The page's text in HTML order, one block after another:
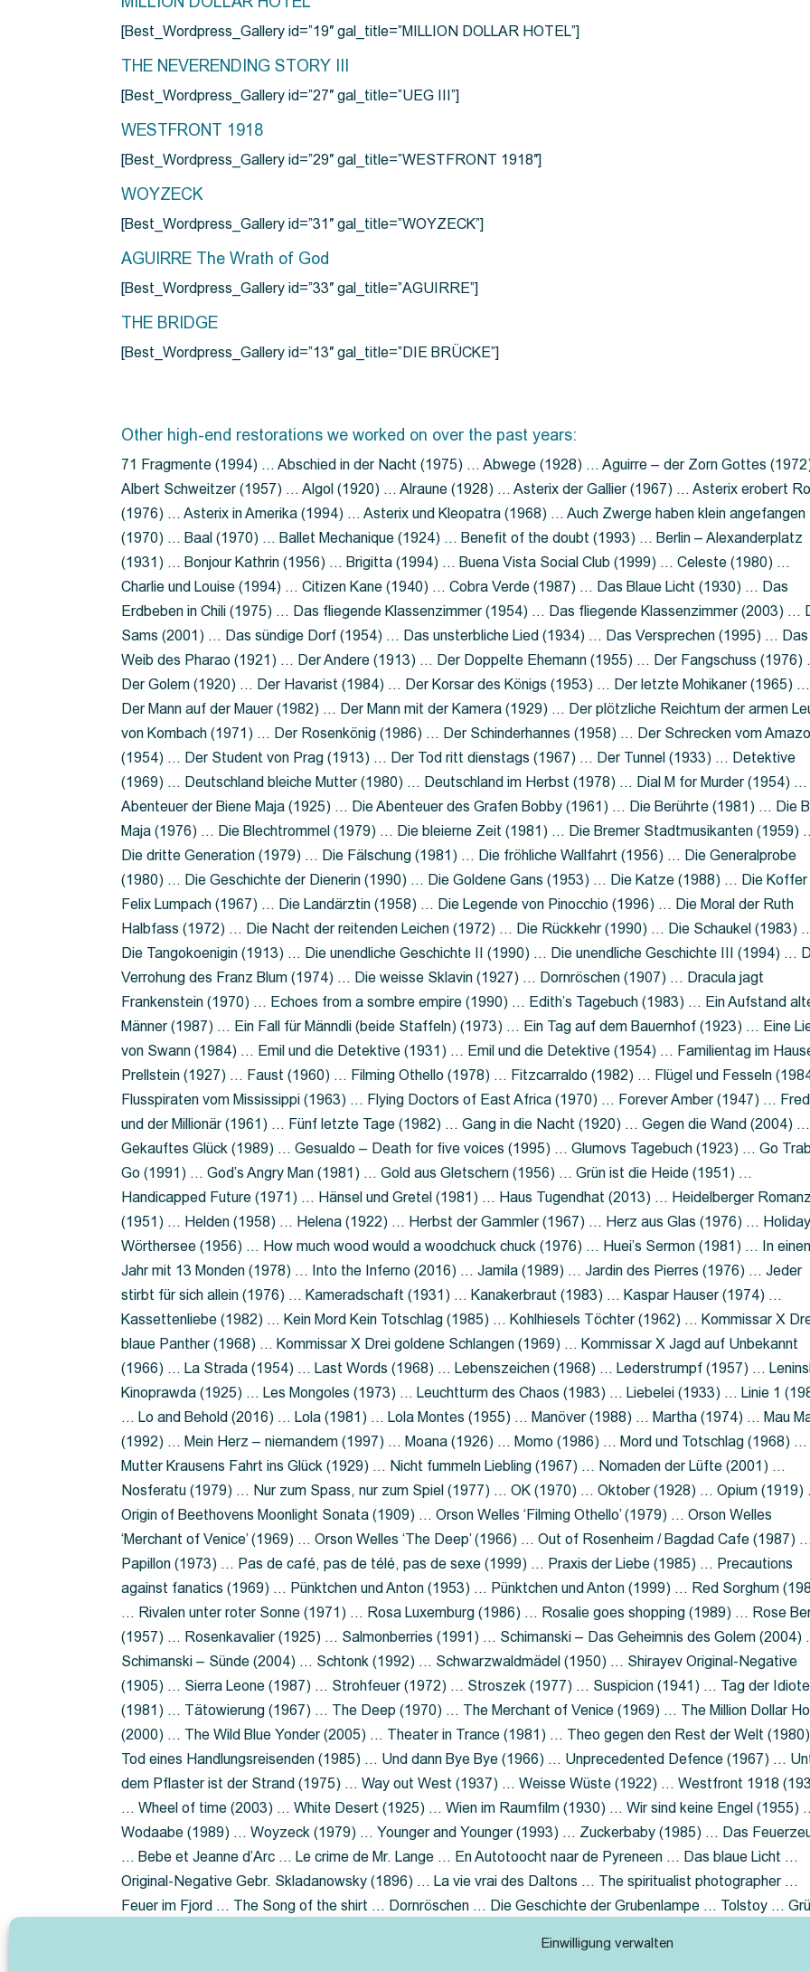
Einwilligung verwalten
[Best_Wordpress_Gallery id=”19″ gal_title=”MILLION DOLLAR HOTEL”]
THE NEVERENDING STORY III
[Best_Wordpress_Gallery id=”27″ gal_title=”UEG III”]
WESTFRONT 1918
[Best_Wordpress_Gallery id=”29″ gal_title=”WESTFRONT 1918″]
WOYZECK
[Best_Wordpress_Gallery id=”31″ gal_title=”WOYZECK”]
AGUIRRE The Wrath of God
[Best_Wordpress_Gallery id=”33″ gal_title=”AGUIRRE”]
THE BRIDGE
[Best_Wordpress_Gallery id=”13″ gal_title=”DIE BRÜCKE”]
Other high-end restorations we worked on over the past years:
71 Fragmente (1994) … Abschied in der Nacht (1975) … Abwege (1928) … Aguirre – der Zorn Gottes
Albert Schweitzer (1957) … Algol (1920) … Alraune (1928) … Asterix der Gallier (1967) … Asterix erobert
(1976) … Asterix in Amerika (1994) … Asterix und Kleopatra (1968) … Auch Zwerge haben klein angefangen
(1970) … Baal (1970) … Ballet Mechanique (1924) … Benefit of the doubt (1993) … Berlin – Alexanderplatz
(1931) … Bonjour Kathrin (1956) … Brigitta (1994) … Buena Vista Social Club (1999) … Celeste (1980) …
Charlie und Louise (1994) … Citizen Kane (1940) … Cobra Verde (1987) … Das Blaue Licht (1930) … Das
Erdbeben in Chili (1975) … Das fliegende Klassenzimmer (1954) … Das fliegende Klassenzimmer (2003) …
Sams (2001) … Das sündige Dorf (1954) … Das unsterbliche Lied (1934) … Das Versprechen (1995) … Das
Weib des Pharao (1921) … Der Andere (1913) … Der Doppelte Ehemann (1955) … Der Fangschuss (1976)
Der Golem (1920) … Der Havarist (1984) … Der Korsar des Königs (1953) … Der letzte Mohikaner (1965) …
Der Mann auf der Mauer (1982) … Der Mann mit der Kamera (1929) … Der plötzliche Reichtum der armen
von Kombach (1971) … Der Rosenkönig (1986) … Der Schinderhannes (1958) … Der Schrecken vom
(1954) … Der Student von Prag (1913) … Der Tod ritt dienstags (1967) … Der Tunnel (1933) … Detektive
(1969) … Deutschland bleiche Mutter (1980) … Deutschland im Herbst (1978) … Dial M for Murder (1954) …
Abenteuer der Biene Maja (1925) … Die Abenteuer des Grafen Bobby (1961) … Die Berührte (1981) … Die
Maja (1976) … Die Blechtrommel (1979) … Die bleierne Zeit (1981) … Die Bremer Stadtmusikanten (1959)
Die dritte Generation (1979) … Die Fälschung (1981) … Die fröhliche Wallfahrt (1956) … Die Generalprobe
(1980) … Die Geschichte der Dienerin (1990) … Die Goldene Gans (1953) … Die Katze (1988) … Die Koffer
Felix Lumpach (1967) … Die Landärztin (1958) … Die Legende von Pinocchio (1996) … Die Moral der Ruth
Halbfass (1972) … Die Nacht der reitenden Leichen (1972) … Die Rückkehr (1990) … Die Schaukel (1983)
Die Tangokoenigin (1913) … Die unendliche Geschichte II (1990) … Die unendliche Geschichte III (1994) …
Verrohung des Franz Blum (1974) … Die weisse Sklavin (1927) … Dornröschen (1907) … Dracula jagt
Frankenstein (1970) … Echoes from a sombre empire (1990) … Edith’s Tagebuch (1983) … Ein Aufstand
Männer (1987) … Ein Fall für Männdli (beide Staffeln) (1973) … Ein Tag auf dem Bauernhof (1923) … Eine
von Swann (1984) … Emil und die Detektive (1931) … Emil und die Detektive (1954) … Familientag im
Prellstein (1927) … Faust (1960) … Filming Othello (1978) … Fitzcarraldo (1982) … Flügel und Fesseln
Flusspiraten vom Mississippi (1963) … Flying Doctors of East Africa (1970) … Forever Amber (1947) …
und der Millionär (1961) … Fünf letzte Tage (1982) … Gang in die Nacht (1920) … Gegen die Wand (2004) …
Gekauftes Glück (1989) … Gesualdo – Death for five voices (1995) … Glumovs Tagebuch (1923) … Go
Go (1991) … God’s Angry Man (1981) … Gold aus Gletschern (1956) … Grün ist die Heide (1951) …
Handicapped Future (1971) … Hänsel und Gretel (1981) … Haus Tugendhat (2013) … Heidelberger
(1951) … Helden (1958) … Helena (1922) … Herbst der Gammler (1967) … Herz aus Glas (1976) …
Wörthersee (1956) … How much wood would a woodchuck chuck (1976) … Huei’s Sermon (1981) … In
Jahr mit 13 Monden (1978) … Into the Inferno (2016) … Jamila (1989) … Jardin des Pierres (1976) … Jeder
stirbt für sich allein (1976) … Kameradschaft (1931) … Kanakerbraut (1983) … Kaspar Hauser (1974) …
Kassettenliebe (1982) … Kein Mord Kein Totschlag (1985) … Kohlhiesels Töchter (1962) … Kommissar X
blaue Panther (1968) … Kommissar X Drei goldene Schlangen (1969) … Kommissar X Jagd auf Unbekannt
(1966) … La Strada (1954) … Last Words (1968) … Lebenszeichen (1968) … Lederstrumpf (1957) …
Kinoprawda (1925) … Les Mongoles (1973) … Leuchtturm des Chaos (1983) … Liebelei (1933) … Linie 1
… Lo and Behold (2016) … Lola (1981) … Lola Montes (1955) … Manöver (1988) … Martha (1974) … Mau
(1992) … Mein Herz – niemandem (1997) … Moana (1926) … Momo (1986) … Mord und Totschlag (1968) …
Mutter Krausens Fahrt ins Glück (1929) … Nicht fummeln Liebling (1967) … Nomaden der Lüfte (2001) …
Nosferatu (1979) … Nur zum Spass, nur zum Spiel (1977) … OK (1970) … Oktober (1928) … Opium (1919)
Origin of Beethovens Moonlight Sonata (1909) … Orson Welles ‘Filming Othello’ (1979) … Orson Welles
‘Merchant of Venice’ (1969) … Orson Welles ‘The Deep’ (1966) … Out of Rosenheim / Bagdad Cafe (1987) …
Papillon (1973) … Pas de café, pas de télé, pas de sexe (1999) … Praxis der Liebe (1985) … Precautions
against fanatics (1969) … Pünktchen und Anton (1953) … Pünktchen und Anton (1999) … Red Sorghum
… Rivalen unter roter Sonne (1971) … Rosa Luxemburg (1986) … Rosalie goes shopping (1989) … Rose
(1957) … Rosenkavalier (1925) … Salmonberries (1991) … Schimanski – Das Geheimnis des Golem (2004)
Schimanski – Sünde (2004) … Schtonk (1992) … Schwarzwaldmädel (1950) … Shirayev Original-Negative
(1905) … Sierra Leone (1987) … Strohfeuer (1972) … Stroszek (1977) … Suspicion (1941) … Tag der
(1981) … Tätowierung (1967) … The Deep (1970) … The Merchant of Venice (1969) … The Million Dollar
(2000) … The Wild Blue Yonder (2005) … Theater in Trance (1981) … Theo gegen den Rest der Welt
Tod eines Handlungsreisenden (1985) … Und dann Bye Bye (1966) … Unprecedented Defence (1967) …
dem Pflaster ist der Strand (1975) … Way out West (1937) … Weisse Wüste (1922) … Westfront 1918
… Wheel of time (2003) … White Desert (1925) … Wien im Raumfilm (1930) … Wir sind keine Engel (1955)
Wodaabe (1989) … Woyzeck (1979) … Younger and Younger (1993) … Zuckerbaby (1985) … Das
… Bebe et Jeanne d’Arc … Le crime de Mr. Lange … En Autotoocht naar de Pyreneen … Das blaue Licht …
Original-Negative Gebr. Skladanowsky (1896) … La vie vrai des Daltons … The spiritualist photographer …
Feuer im Fjord … The Song of the shirt … Dornröschen … Die Geschichte der Grubenlampe … Tolstoy …